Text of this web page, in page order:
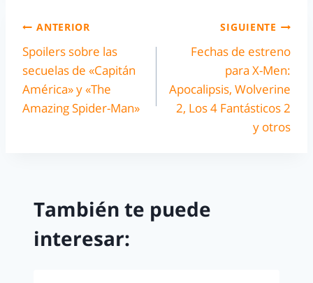
ANTERIOR
Spoilers sobre las
secuelas de «Capitán
América» y «The
Amazing Spider-Man»
SIGUIENTE
Fechas de estreno
para X-Men:
Apocalipsis, Wolverine
2, Los 4 Fantásticos 2
y otros
También te puede
interesar: